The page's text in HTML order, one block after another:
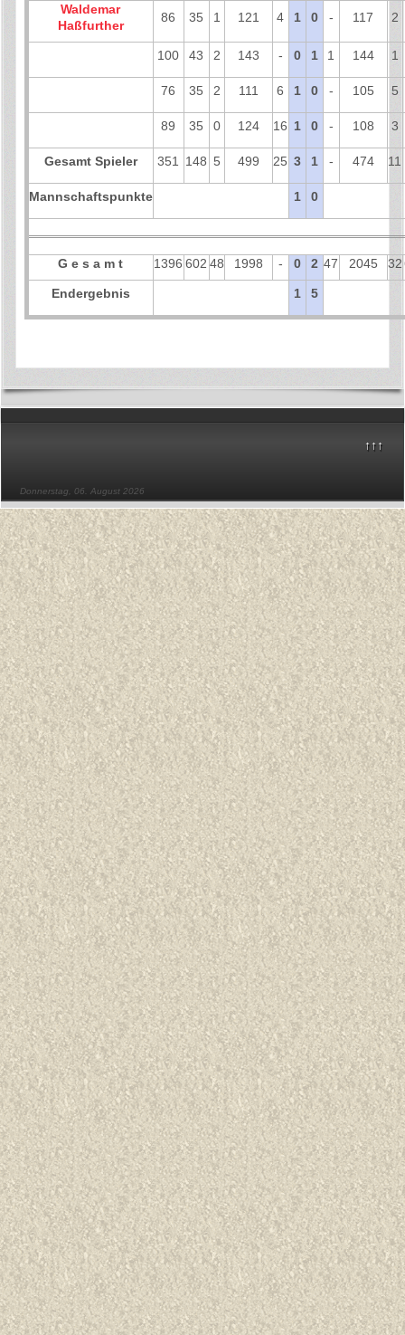
Waldemar
Haßfurther
86 35 1 121 4 1 0 - 117 2
100 43 2 143 - 0 1 1 144 1
76 35 2 111 6 1 0 - 105 5
89 35 0 124 16 1 0 - 108 3
Gesamt Spieler 351 148 5 499 25 3 1 - 474 11
Mannschaftspunkte 1 0
G e s a m t 1396 602 48 1998 - 0 2 47 2045 32
Endergebnis 1 5
↑↑↑
Donnerstag, 06. August 2026